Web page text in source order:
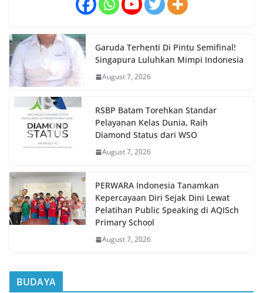
Garuda Terhenti Di Pintu Semifinal!
Singapura Luluhkan Mimpi Indonesia
August 7, 2026
RSBP Batam Torehkan Standar
Pelayanan Kelas Dunia, Raih
Diamond Status dari WSO
August 7, 2026
PERWARA Indonesia Tanamkan
Kepercayaan Diri Sejak Dini Lewat
Pelatihan Public Speaking di AQISch
Primary School
August 7, 2026
BUDAYA